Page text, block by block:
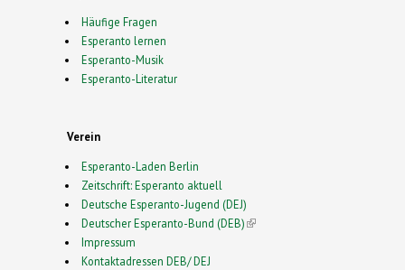
Häufige Fragen
Esperanto lernen
Esperanto-Musik
Esperanto-Literatur
Verein
Esperanto-Laden Berlin
Zeitschrift: Esperanto aktuell
Deutsche Esperanto-Jugend (DEJ)
Deutscher Esperanto-Bund (DEB)(link is external)
Impressum
Kontaktadressen DEB/ DEJ